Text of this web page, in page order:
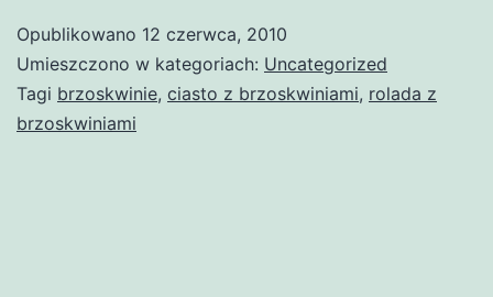
Opublikowano 12 czerwca, 2010
Umieszczono w kategoriach: Uncategorized
Tagi brzoskwinie, ciasto z brzoskwiniami, rolada z
brzoskwiniami